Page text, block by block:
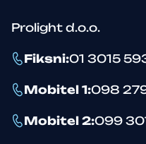
Prolight d.o.o.
Fiksni:01 3015
Mobitel 1:098
Mobitel 2:099